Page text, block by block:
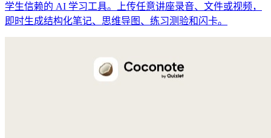
学生信赖的 AI 学习工具。上传任意讲座录音、文件或视频，
即时生成结构化笔记、思维导图、练习测验和闪卡。